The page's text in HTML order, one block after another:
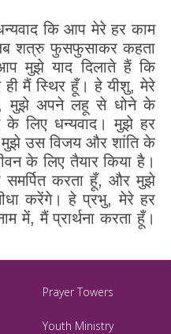
कि आप मेरे हर काम
शत्रु फुसफुसाकर कहता
मुझे याद दिलाते हैं कि
मैं स्थिर हूँ। हे यीशु, मेरे
मुझे अपने लहू से धोने के
लिए धन्यवाद। मुझे हर
उस विजय और शांति के
के लिए तैयार किया है।
करता हूँ, और मुझे
करेंगे। हे प्रभु, मेरे हर
में, मैं प्रार्थना करता हूँ।
Prayer Towers
Youth Ministry